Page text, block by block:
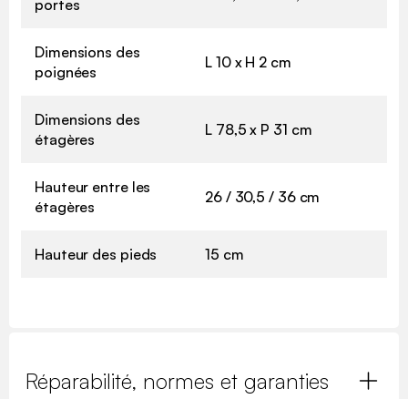
portes
Dimensions des
poignées
L 10 x H 2 cm
Dimensions des
étagères
L 78,5 x P 31 cm
Hauteur entre les
étagères
26 / 30,5 / 36 cm
Hauteur des pieds 15 cm
Réparabilité, normes et garanties